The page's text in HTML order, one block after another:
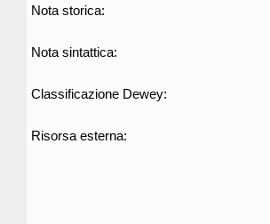
Nota storica:
Nota sintattica:
Classificazione Dewey:
Risorsa esterna: